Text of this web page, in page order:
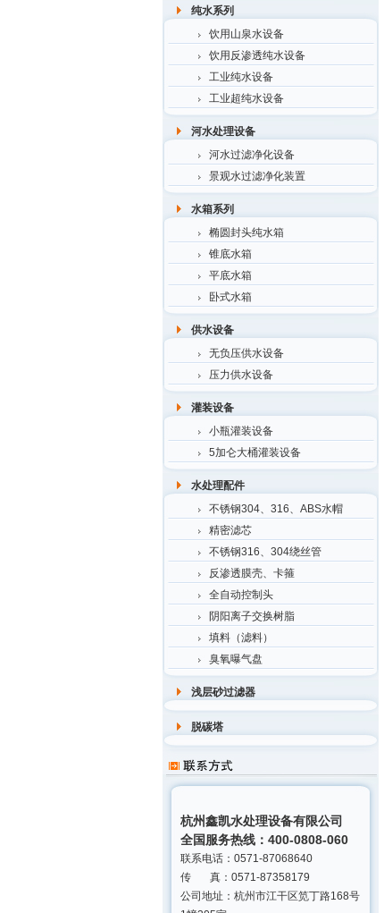
纯水系列
饮用山泉水设备
饮用反渗透纯水设备
工业纯水设备
工业超纯水设备
河水处理设备
河水过滤净化设备
景观水过滤净化装置
水箱系列
椭圆封头纯水箱
锥底水箱
平底水箱
卧式水箱
供水设备
无负压供水设备
压力供水设备
灌装设备
小瓶灌装设备
5加仑大桶灌装设备
水处理配件
不锈钢304、316、ABS水帽
精密滤芯
不锈钢316、304绕丝管
反渗透膜壳、卡箍
全自动控制头
阴阳离子交换树脂
填料（滤料）
臭氧曝气盘
浅层砂过滤器
脱碳塔
杭州鑫凯水处理设备有限公司
全国服务热线：400-0808-060
联系电话：0571-87068640
传 真：0571-87358179
公司地址：杭州市江干区笕丁路168号